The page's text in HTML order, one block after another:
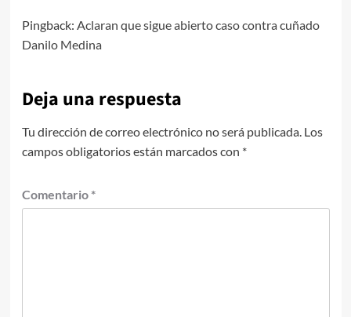
Pingback: Aclaran que sigue abierto caso contra cuñado
Danilo Medina
Deja una respuesta
Tu dirección de correo electrónico no será publicada. Los
campos obligatorios están marcados con *
Comentario *